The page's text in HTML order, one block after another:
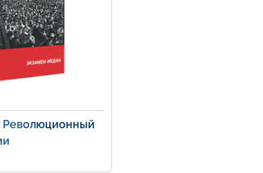
Революционный